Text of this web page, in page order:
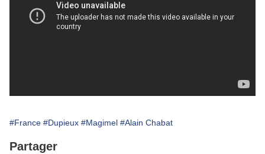
#France #Dupieux #Magimel #Alain Chabat
Partager